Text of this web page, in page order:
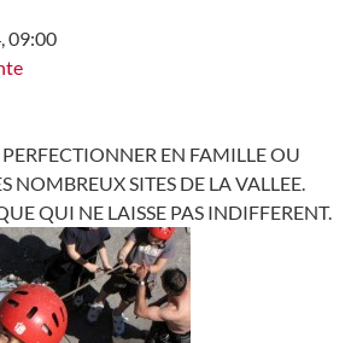
09:00
EN FAMILLE OU
NOMBREUX SITES DE LA VALLEE.
QUI NE LAISSE PAS INDIFFERENT.